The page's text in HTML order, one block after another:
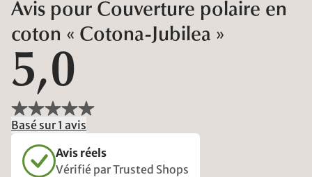
Avis pour Couverture polaire en
coton « Cotona-Jubilea »
5,0
Basé sur 1 avis
Avis réels
Vérifié par Trusted Shops